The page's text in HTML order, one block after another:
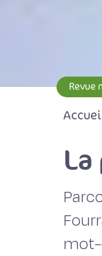
Revue
mot-